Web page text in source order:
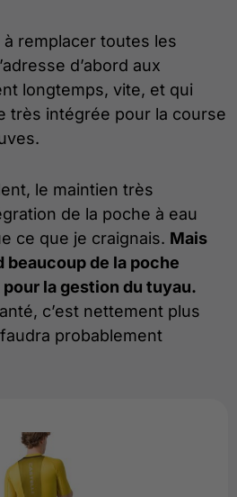
à remplacer toutes les
d’abord aux
longtemps, vite, et qui
très intégrée pour la course
le maintien très
de la poche à eau
ce que je craignais. Mais
beaucoup de la poche
la gestion du tuyau.
c’est nettement plus
probablement